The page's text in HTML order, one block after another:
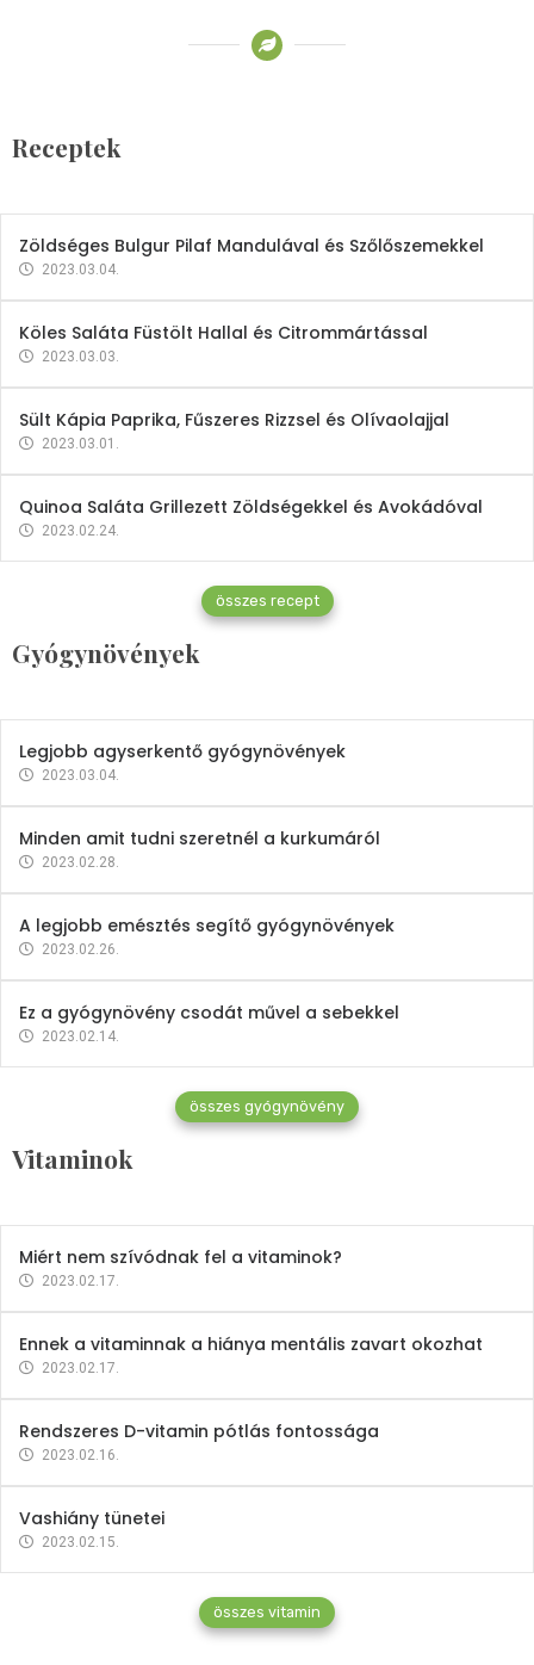
Receptek
2023.03.06.
Zöldséges Bulgur Pilaf Mandulával és Szőlőszemekkel
2023.03.04.
Köles Saláta Füstölt Hallal és Citrommártással
2023.03.03.
Sült Kápia Paprika, Fűszeres Rizzsel és Olívaolajjal
2023.03.01.
Quinoa Saláta Grillezett Zöldségekkel és Avokádóval
2023.02.24.
összes recept
Gyógynövények
Gyógynövények
Mindent a petrezselyemről
2023.12.21.
Legjobb agyserkentő gyógynövények
2023.03.04.
Minden amit tudni szeretnél a kurkumáról
2023.02.28.
A legjobb emésztés segítő gyógynövények
2023.02.26.
Ez a gyógynövény csodát művel a sebekkel
2023.02.14.
összes gyógynövény
Vitaminok
Vitaminok
Mindent a B-12 vitaminról
2023.02.27.
Miért nem szívódnak fel a vitaminok?
2023.02.17.
Ennek a vitaminnak a hiánya mentális zavart okozhat
2023.02.17.
Rendszeres D-vitamin pótlás fontossága
2023.02.16.
Vashiány tünetei
2023.02.15.
összes vitamin